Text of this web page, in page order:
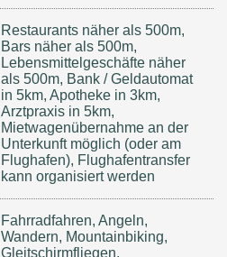
Restaurants näher als 500m,
Bars näher als 500m,
Lebensmittelgeschäfte näher
als 500m, Bank / Geldautomat
in 5km, Apotheke in 3km,
Arztpraxis in 5km,
Mietwagenübernahme an der
Unterkunft möglich (oder am
Flughafen), Flughafentransfer
kann organisiert werden
Fahrradfahren, Angeln,
Wandern, Mountainbiking,
Gleitschirmfliegen,